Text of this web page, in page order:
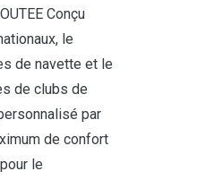
Conçu
le
de navette et le
de clubs de
par
de confort
le